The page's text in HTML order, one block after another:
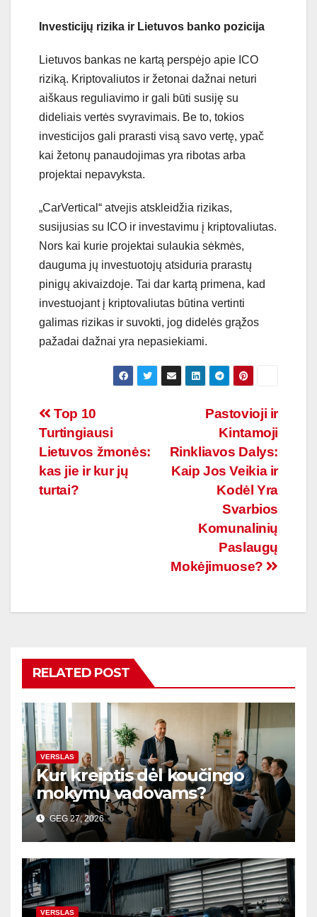
Investicijų rizika ir Lietuvos banko pozicija
Lietuvos bankas ne kartą perspėjo apie ICO
riziką. Kriptovaliutos ir žetonai dažnai neturi
aiškaus reguliavimo ir gali būti susiję su
dideliais vertės svyravimais. Be to, tokios
investicijos gali prarasti visą savo vertę, ypač
kai žetonų panaudojimas yra ribotas arba
projektai nepavyksta.
„CarVertical“ atvejis atskleidžia rizikas,
susijusias su ICO ir investavimu į kriptovaliutas.
Nors kai kurie projektai sulaukia sėkmės,
dauguma jų investuotojų atsiduria prarastų
pinigų akivaizdoje. Tai dar kartą primena, kad
investuojant į kriptovaliutas būtina vertinti
galimas rizikas ir suvokti, jog didelės grąžos
pažadai dažnai yra nepasiekiami.
Navigacija
tarp
įrašų
Pastovioji ir
Kintamoji
Rinkliavos Dalys:
Kaip Jos Veikia ir
Kodėl Yra
Svarbios
Komunalinių
Paslaugų
Mokėjimuose?
Top 10
Turtingiausi
Lietuvos žmonės:
kas jie ir kur jų
turtai?
RELATED POST
VERSLAS
Kur kreiptis dėl koučingo
mokymų vadovams?
GEG 27, 2026
VERSLAS